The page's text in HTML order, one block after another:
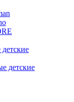
детские